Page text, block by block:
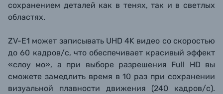
сохранением деталей как в тенях, так и в светлых
областях.
ZV-E1 может записывать UHD 4K видео со скоростью
до 60 кадров/с, что обеспечивает красивый эффект
«слоу мо», а при выборе разрешения Full HD вы
сможете замедлить время в 10 раз при сохранении
визуальной плавности движения (240 кадров/с).